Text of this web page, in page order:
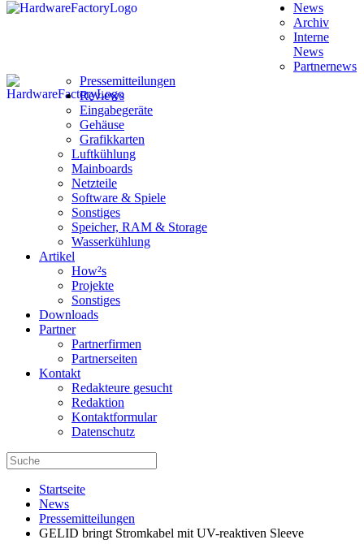
News
Archiv
Interne
News
Partnernews
Pressemitteilungen
Reviews
Eingabegeräte
Gehäuse
Grafikkarten
Luftkühlung
Mainboards
Netzteile
Software & Spiele
Sonstiges
Speicher, RAM & Storage
Wasserkühlung
Artikel
How²s
Projekte
Sonstiges
Downloads
Partner
Partnerfirmen
Partnerseiten
Kontakt
Redakteure gesucht
Redaktion
Kontaktformular
Datenschutz
Startseite
News
Pressemitteilungen
GELID bringt Stromkabel mit UV-reaktiven Sleeve